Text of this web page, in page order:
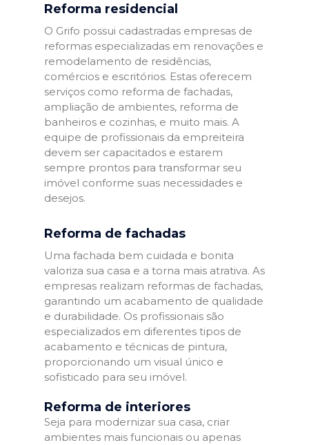
Reforma residencial
O Grifo possui cadastradas empresas de
reformas especializadas em renovações e
remodelamento de residências,
comércios e escritórios. Estas oferecem
serviços como reforma de fachadas,
ampliação de ambientes, reforma de
banheiros e cozinhas, e muito mais. A
equipe de profissionais da empreiteira
devem ser capacitados e estarem
sempre prontos para transformar seu
imóvel conforme suas necessidades e
desejos.
Reforma de fachadas
Uma fachada bem cuidada e bonita
valoriza sua casa e a torna mais atrativa. As
empresas realizam reformas de fachadas,
garantindo um acabamento de qualidade
e durabilidade. Os profissionais são
especializados em diferentes tipos de
acabamento e técnicas de pintura,
proporcionando um visual único e
sofisticado para seu imóvel.
Reforma de interiores
Seja para modernizar sua casa, criar
ambientes mais funcionais ou apenas